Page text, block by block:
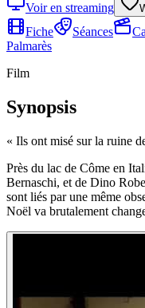
Voir en streaming
Fiche Séances
Palmarès
Film
Synopsis
« Ils ont misé sur la ruine
Près du lac de Côme en
Bernaschi, et de Dino
sont liés par une même
Noël va brutalement